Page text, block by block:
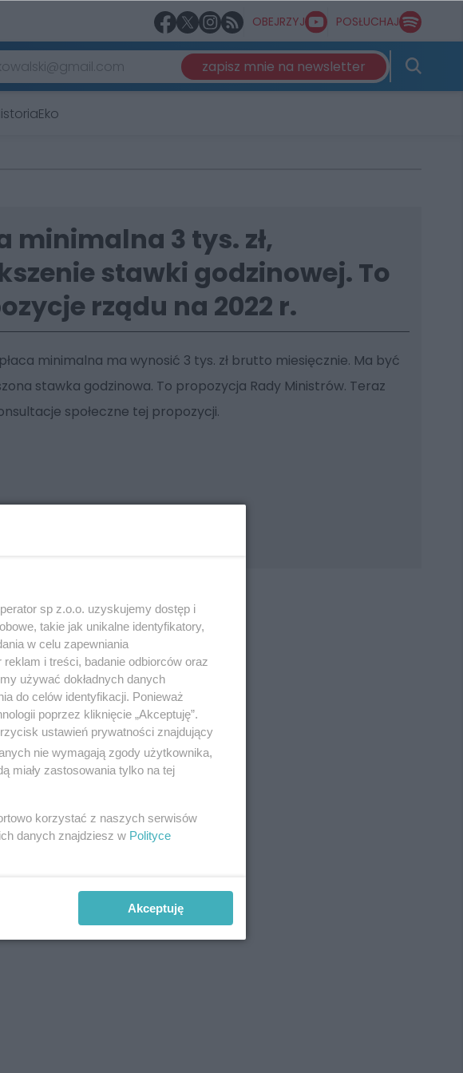
OBEJRZYJ POSŁUCHAJ
zapisz mnie na newsletter
Eko
minimalna 3 tys. zł,
stawki godzinowej. To
rządu na 2022 r.
minimalna ma wynosić 3 tys. zł brutto miesięcznie. Ma być
stawka godzinowa. To propozycja Rady Ministrów. Teraz
społeczne tej propozycji.
REKLAMA
sp z.o.o. uzyskujemy dostęp i
takie jak unikalne identyfikatory,
w celu zapewniania
i treści, badanie odbiorców oraz
używać dokładnych danych
do celów identyfikacji. Ponieważ
poprzez kliknięcie „Akceptuję”.
ustawień prywatności znajdujący
nie wymagają zgody użytkownika,
miały zastosowania tylko na tej
korzystać z naszych serwisów
danych znajdziesz w Polityce
Akceptuję